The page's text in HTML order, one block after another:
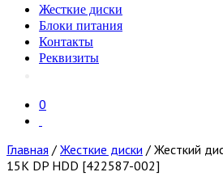
Жесткие диски
Блоки питания
Контакты
Реквизиты
0
Главная / Жесткие диски / Жесткий
15K DP HDD [422587-002]